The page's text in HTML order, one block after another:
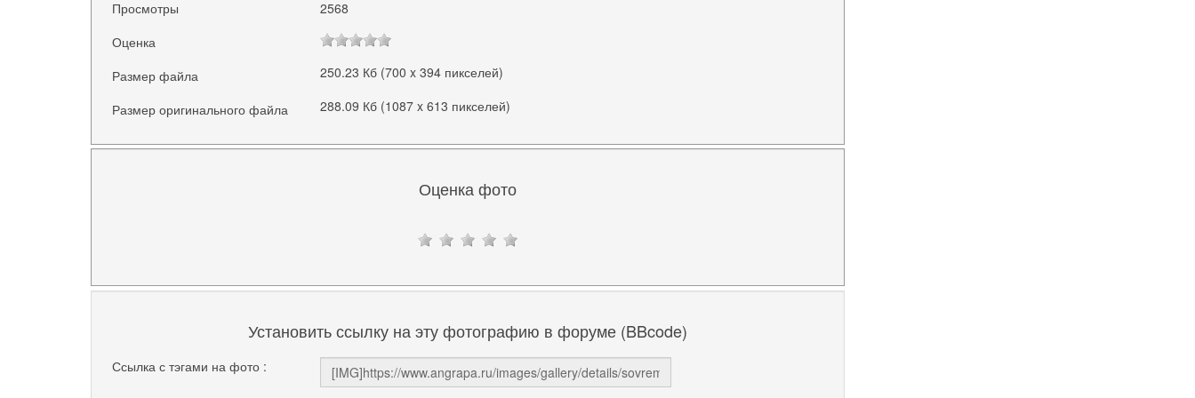
Просмотры
2568
Оценка
Размер файла
250.23 Кб (700 x 394 пикселей)
Размер оригинального файла 288.09 Кб (1087 x 613 пикселей)
Оценка фото
Установить ссылку на эту фотографию в форуме (BBcode)
Ссылка с тэгами на фото :